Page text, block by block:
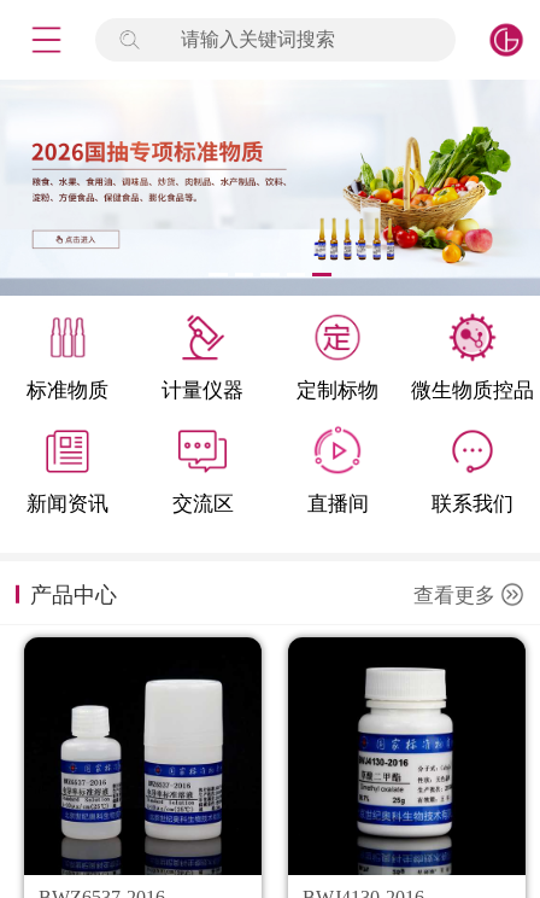
请输入关键词搜索
标准物质 计量仪器 定制标物 微生物质控品
新闻资讯 交流区 直播间 联系我们
产品中心 查看更多
标准物质
产品专项
微生物检测/质控品
定制标物
定制仪器
新闻资讯
公司主页
购物车
会员中心